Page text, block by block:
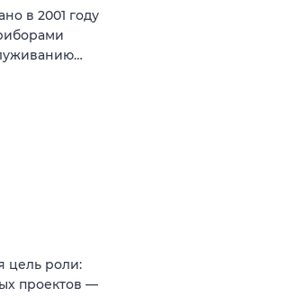
в 2001 году
цель роли:
проектов —